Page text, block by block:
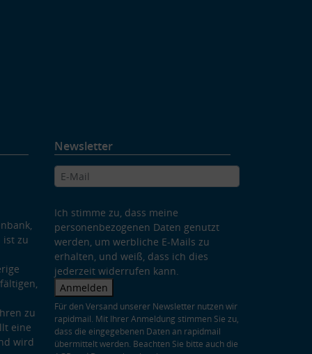
ist zu
zu
eine
wird
Newsletter
Ich stimme zu, dass meine
personenbezogenen Daten genutzt
werden, um werbliche E-Mails zu
erhalten, und weiß, dass ich dies
jederzeit widerrufen kann.
Anmelden
Für den Versand unserer Newsletter nutzen wir
rapidmail. Mit Ihrer Anmeldung stimmen Sie zu,
dass die eingegebenen Daten an rapidmail
übermittelt werden. Beachten Sie bitte auch die